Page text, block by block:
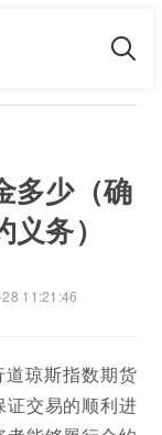
多少（确
务）
11:21:46
琼斯指数期货
证交易的顺利进